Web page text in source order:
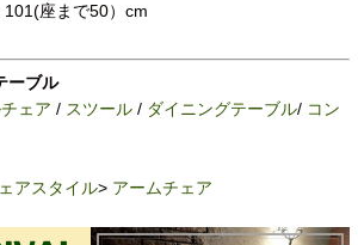
座まで50）cm
ーブル
ェア / スツール / ダイニングテーブル/ コン
アスタイル> アームチェア